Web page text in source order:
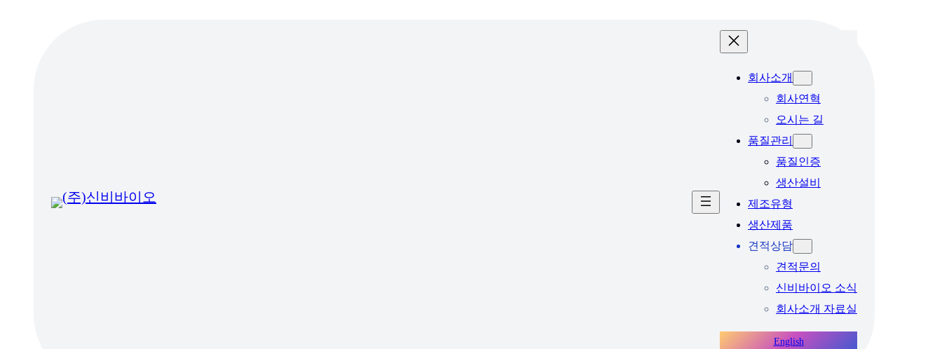
회사소개
회사연혁
오시는 길
품질관리
품질인증
생산설비
제조유형
생산제품
견적상담
견적문의
신비바이오 소식
회사소개 자료실
English